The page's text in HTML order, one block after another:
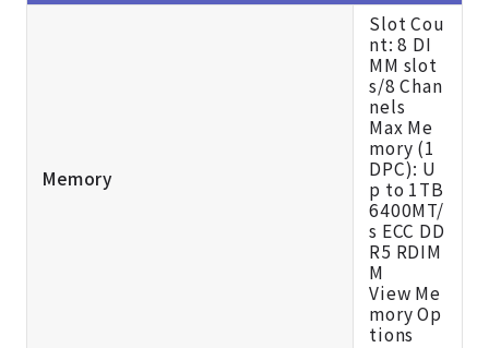
Memory
Slot Cou
nt: 8 DI
MM slot
s/8 Chan
nels
Max Me
mory (1
DPC): U
p to 1TB
6400MT/
s ECC DD
R5 RDIM
M
View Me
mory Op
tions